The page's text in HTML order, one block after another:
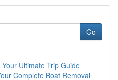
Go
Ultimate Trip Guide
Complete Boat Removal